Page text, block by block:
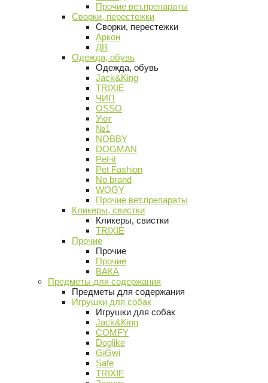
Прочие вет.препараты
Сворки, перестежки
Сворки, перестежки
Аркон
ДВ
Одежда, обувь
Одежда, обувь
Jack&King
TRIXIE
ЧИП
OSSO
Уют
№1
NOBBY
DOGMAN
Pet-it
Pet Fashion
No brand
WOGY
Прочие вет.препараты
Кликеры, свистки
Кликеры, свистки
TRIXIE
Прочие
Прочие
Прочие
ВАКА
Предметы для содержания
Предметы для содержания
Игрушки для собак
Игрушки для собак
Jack&King
COMFY
Doglike
GiGwi
Safe
TRIXIE